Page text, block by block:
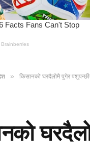
» किसानको घरदैलोमै पुगेर